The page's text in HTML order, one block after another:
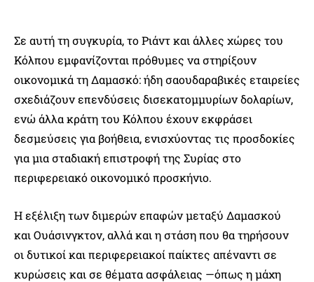
Σε αυτή τη συγκυρία, το Ριάντ και άλλες χώρες του
Κόλπου εμφανίζονται πρόθυμες να στηρίξουν
οικονομικά τη Δαμασκό: ήδη σαουδαραβικές εταιρείες
σχεδιάζουν επενδύσεις δισεκατομμυρίων δολαρίων,
ενώ άλλα κράτη του Κόλπου έχουν εκφράσει
δεσμεύσεις για βοήθεια, ενισχύοντας τις προσδοκίες
για μια σταδιακή επιστροφή της Συρίας στο
περιφερειακό οικονομικό προσκήνιο.
Η εξέλιξη των διμερών επαφών μεταξύ Δαμασκού
και Ουάσινγκτον, αλλά και η στάση που θα τηρήσουν
οι δυτικοί και περιφερειακοί παίκτες απέναντι σε
κυρώσεις και σε θέματα ασφάλειας —όπως η μάχη